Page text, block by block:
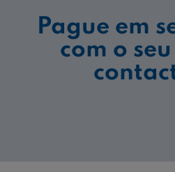
Pague em
com o